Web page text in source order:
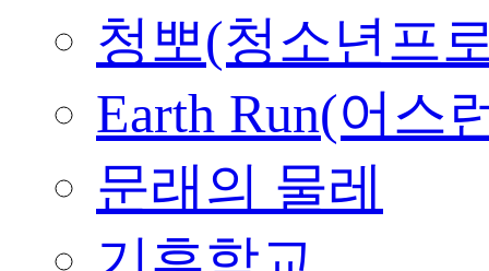
청뽀(청소년프
Earth Run(어스
문래의 물레